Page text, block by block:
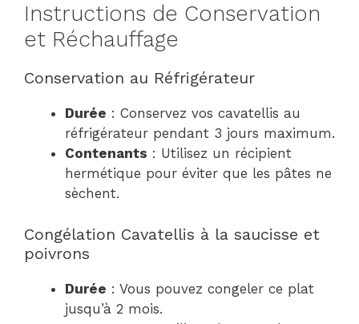
Instructions de Conservation
et Réchauffage
Conservation au Réfrigérateur
Durée : Conservez vos cavatellis au
réfrigérateur pendant 3 jours maximum.
Contenants : Utilisez un récipient
hermétique pour éviter que les pâtes ne
sèchent.
Congélation Cavatellis à la saucisse et
poivrons
Durée : Vous pouvez congeler ce plat
jusqu’à 2 mois.